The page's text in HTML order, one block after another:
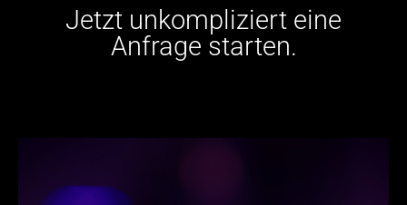
Jetzt unkompliziert eine
Anfrage starten.